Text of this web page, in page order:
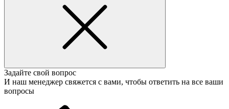
Задайте свой вопрос
И наш менеджер свяжется с вами, чтобы ответить на все ваши
вопросы